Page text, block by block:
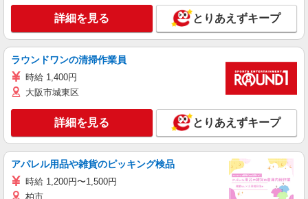
詳細を見る とりあえずキープ
ラウンドワンの清掃作業員
時給 1,400円
大阪市城東区
詳細を見る とりあえずキープ
アパレル用品や雑貨のピッキング検品
時給 1,200円〜1,500円
柏市